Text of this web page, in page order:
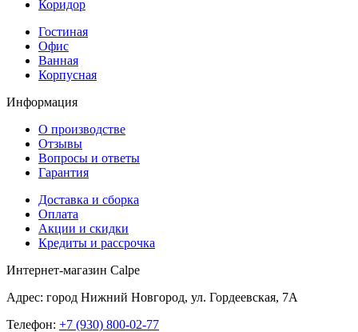
Коридор
Гостиная
Офис
Ванная
Корпусная
Информация
О производстве
Отзывы
Вопросы и ответы
Гарантия
Доставка и сборка
Оплата
Акции и скидки
Кредиты и рассрочка
Интернет-магазин Calpe
Адрес: город Нижний Новгород, ул. Гордеевская, 7А
Телефон: +7 (930) 800-02-77